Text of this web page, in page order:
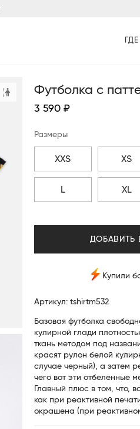
Футболка c
3 590 ₽
Размеры
XXS XS
L XL
ДОБАВИТЬ
Купили
Артикул: tshirtm532
Базовая футболка
кулирной глади
ткань методом под
красят рулон белой
случае черный), а затем
чего вот эти отбеленные
Главный плюс в том, что,
как при реактивной
окрашена (при